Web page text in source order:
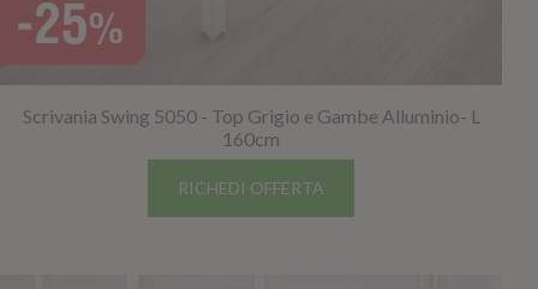
Scrivania Swing 5050 - Top Grigio e Gambe Alluminio- L
160cm
RICHEDI OFFERTA